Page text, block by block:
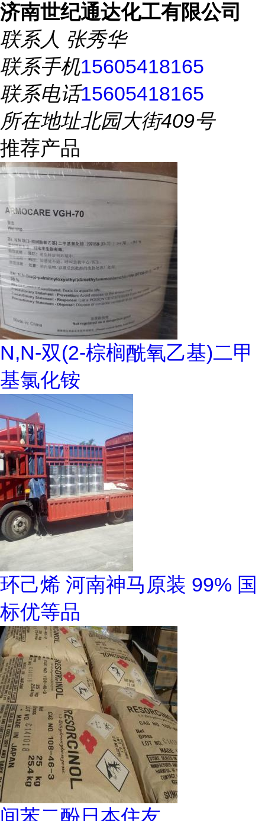
济南世纪通达化工有限公司
联系人 张秀华
联系手机15605418165
联系电话15605418165
所在地址北园大街409号
推荐产品
N,N-双(2-棕榈酰氧乙基)二甲
基氯化铵
环己烯 河南神马原装 99% 国
标优等品
间苯二酚日本住友